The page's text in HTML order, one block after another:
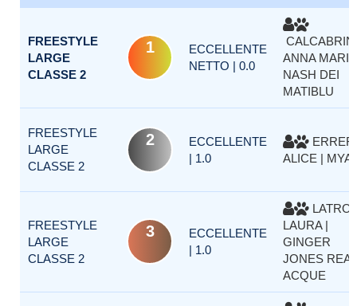
FREESTYLE
LARGE
CLASSE 2
1
ECCELLENTE
NETTO | 0.0
CALCABRINI
ANNA
NASH DEI
MATIBLU
FREESTYLE
LARGE
CLASSE 2
2
ECCELLENTE
| 1.0
ALICE | MYA
FREESTYLE
LARGE
CLASSE 2
3
ECCELLENTE
| 1.0
LAURA |
GINGER
JONES
ACQUE